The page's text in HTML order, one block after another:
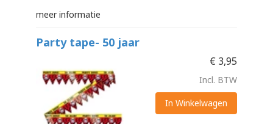
meer informatie
Party tape- 50 jaar
€ 3,95
Incl. BTW
In Winkelwagen